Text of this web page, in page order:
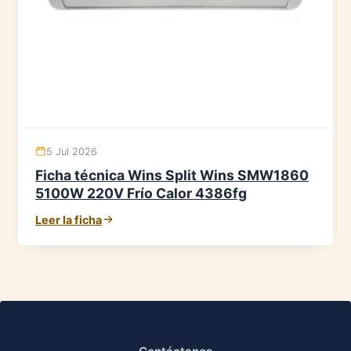
5 Jul 2026
Ficha técnica Wins Split Wins SMW1860
5100W 220V Frío Calor 4386fg
Leer la ficha